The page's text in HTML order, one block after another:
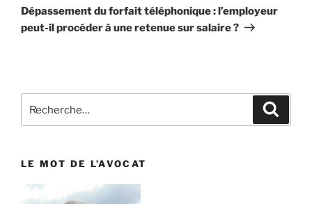
suivant
Dépassement du forfait téléphonique : l’employeur
peut-il procéder à une retenue sur salaire ?
pour
LE MOT DE L’AVOCAT